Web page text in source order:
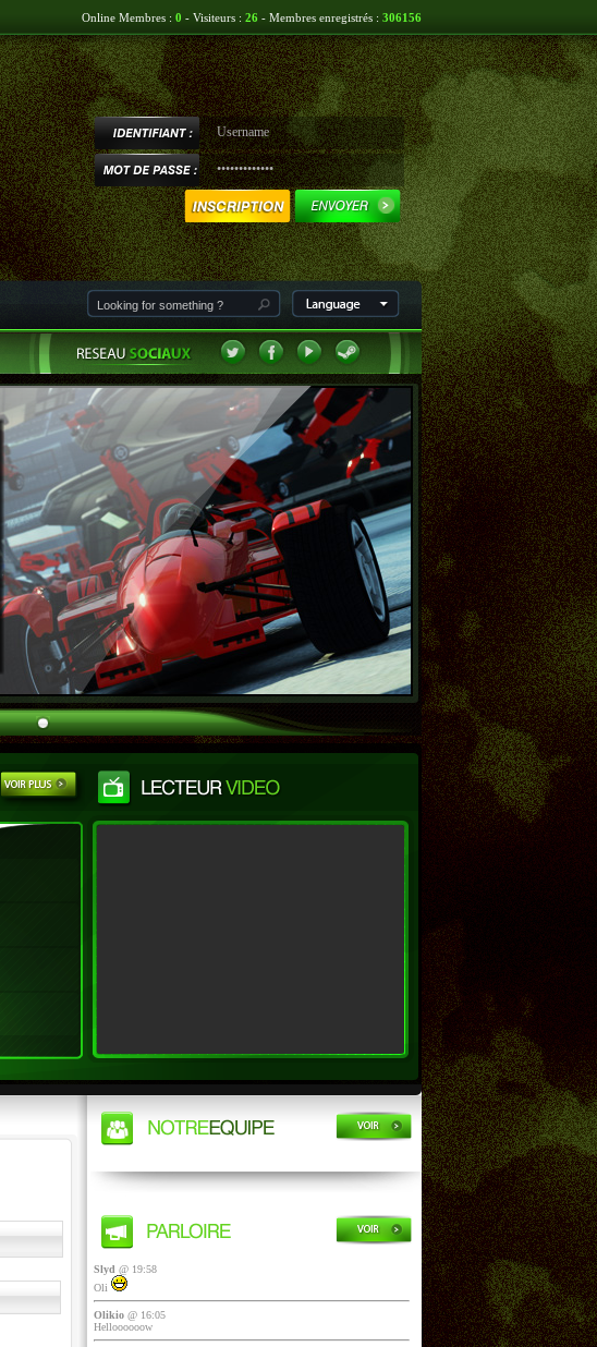
Online Membres : 0 - Visiteurs : 26- Membres enregistrés : 306156
Slyd @ 19:58
Oli
Olikio@ 16:05
Helloooooow